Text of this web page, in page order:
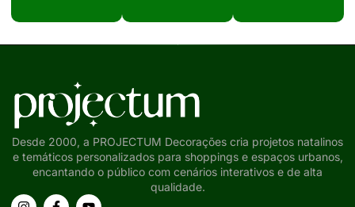
Desde 2000, a PROJECTUM Decorações cria projetos natalinos
e temáticos personalizados para shoppings e espaços urbanos,
encantando o público com cenários interativos e de alta
qualidade.